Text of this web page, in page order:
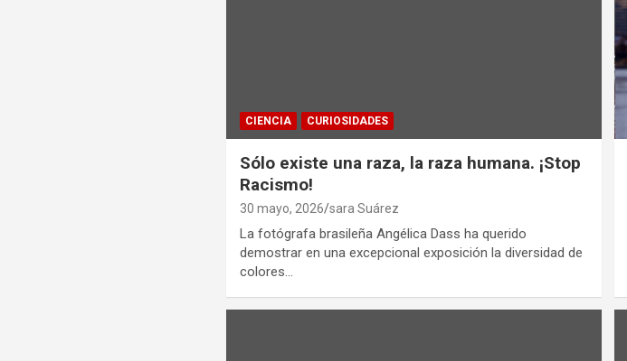
CIENCIA CURIOSIDADES
Sólo existe una raza, la raza humana. ¡Stop
Racismo!
30 mayo, 2026 sara Suárez
La fotógrafa brasileña Angélica Dass ha querido
demostrar en una excepcional exposición la diversidad de
colores…